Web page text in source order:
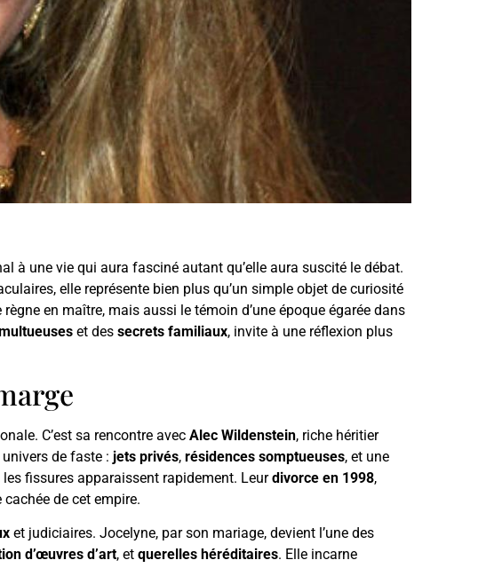
à une vie qui aura fasciné autant qu’elle aura suscité le débat.
elle représente bien plus qu’un simple objet de curiosité
en maître, mais aussi le témoin d’une époque égarée dans
et des secrets familiaux, invite à une réflexion plus
C’est sa rencontre avec Alec Wildenstein, riche héritier
de faste : jets privés, résidences somptueuses, et une
fissures apparaissent rapidement. Leurdivorce en 1998,
de cet empire.
et judiciaires. Jocelyne, par son mariage, devient l’une des
d’œuvres d’art, et querelles héréditaires. Elle incarne